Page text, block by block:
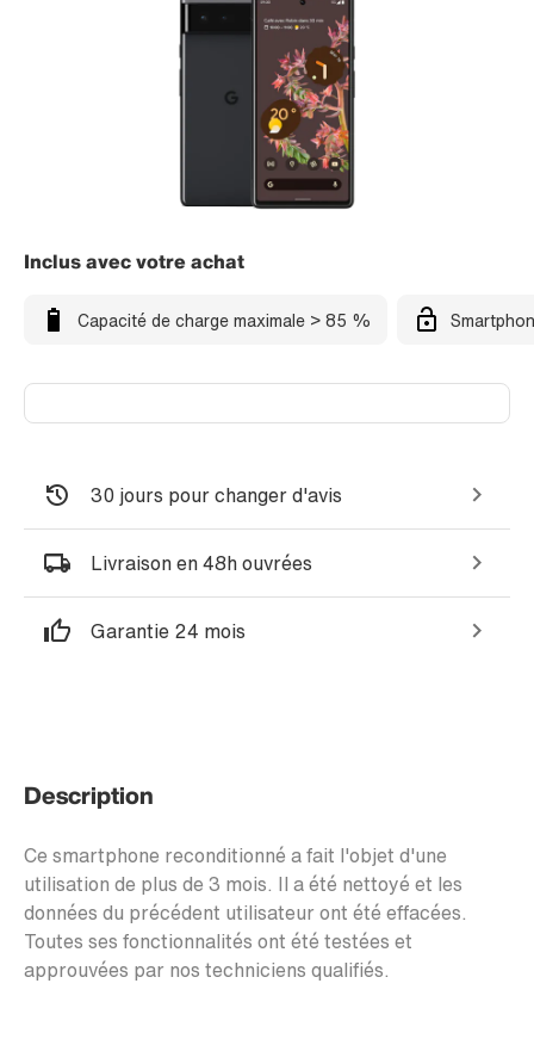
Inclus avec votre achat
Capacité de charge maximale > 85 %
30 jours pour changer d'avis
Livraison en 48h ouvrées
Garantie 24 mois
Description
Ce smartphone reconditionné a fait l'objet d'une
utilisation de plus de 3 mois. Il a été nettoyé et les
données du précédent utilisateur ont été effacées.
Toutes ses fonctionnalités ont été testées et
approuvées par nos techniciens qualifiés.